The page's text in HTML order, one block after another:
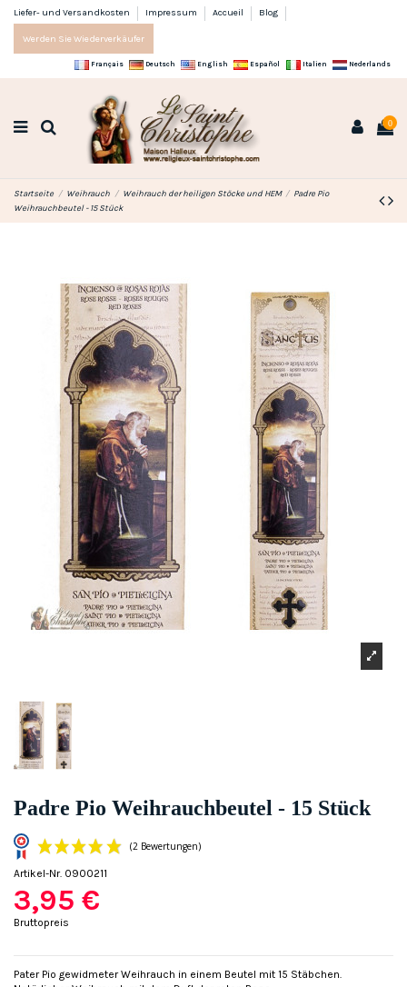
Liefer- und Versandkosten Impressum Accueil Blog
Werden Sie Wiederverkäufer
Français Deutsch English Español Italien Nederlands
0
Startseite Weihrauch Weihrauch der heiligen Stöcke und HEM
Padre Pio
Weihrauchbeutel - 15 Stück
Padre Pio Weihrauchbeutel - 15 Stück
Artikel-Nr. 0900211
3,95 €
Bruttopreis
Pater Pio gewidmeter Weihrauch in einem Beutel mit 15 Stäbchen.